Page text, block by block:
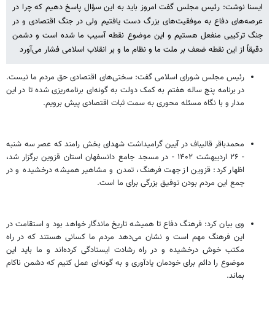
ایسنا نوشت: رئیس مجلس گفت امروز باید به این سؤال پاسخ دهیم که چرا در
عرصه‌های دفاع به موفقیت‌های بزرگ دست یافتیم ولی در جنگ اقتصادی و در
جنگ ترکیبی منفعل هستیم و این موضوع نقطه آسیب ما شده است و دشمن
دقیقاً از این نقطه ضعف بر ملت ما و نظام ما و بر انقلاب اسلامی فشار می‌آورد
رئیس مجلس شورای اسلامی گفت: سختی‌های اقتصادی حق مردم ما نیست.
در برنامه پنج ساله هفتم به کمک دولت به گونه‌ای برنامه‌ریزی شده تا در این
مدار و با نگاه مسئله محوری به سمت ثبات اقتصادی پیش برویم.
محمدباقر قالیباف در آیین گرامیداشت شهدای بخش رامند که عصر سه شنبه
- ۲۶ اردیبهشت ۱۴۰۲ - در مسجد جامع دانسفهان استان قزوین برگزار شد،
اظهار کرد: قزوین از جهت فرهنگ، تمدن و مشاهیر همیشه درخشیده و در
جمع این مردم بودن توفیق بزرگی برای ما است.
وی بیان کرد: فرهنگ دفاع تا همیشه تاریخ ماندگار خواهد بود و استقامت در
این فرهنگ مهم است و نشان می‌دهد مردم ما کسانی هستند که در راه
مکتب خوش درخشیده‌ و در راه رشادت ایستادگی کرده‌اند و ما باید این
موضوع را دائم برای خودمان یادآوری و به گونه‌ای عمل کنیم که دشمن ناکام
بماند.